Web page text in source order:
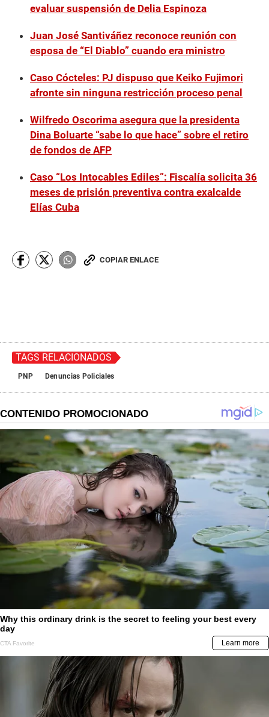
evaluar suspensión de Delia Espinoza
Juan José Santiváñez reconoce reunión con
esposa de “El Diablo” cuando era ministro
Caso Cócteles: PJ dispuso que Keiko Fujimori
afronte sin ninguna restricción proceso penal
Wilfredo Oscorima asegura que la presidenta
Dina Boluarte “sabe lo que hace” sobre el retiro
de fondos de AFP
Caso “Los Intocables Ediles”: Fiscalía solicita 36
meses de prisión preventiva contra exalcalde
Elías Cuba
COPIAR ENLACE
TAGS RELACIONADOS
PNP Denuncias Policiales